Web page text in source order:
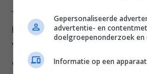
1. Verdeel voor de vulling de
Beleg de vorm (bodem en
Verdeel de ananasblokjes en
de jonge kaas. Ga verder met
Gepersonaliseerde
advertentie- en
doelgroepenonderzoek
Informatie op een